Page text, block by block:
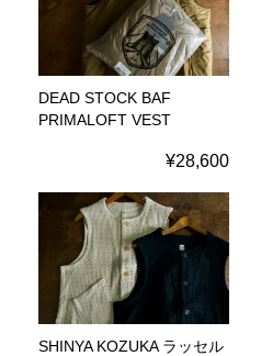
DEAD STOCK BAF
PRIMALOFT VEST
¥28,600
SHINYA KOZUKA ラッセル